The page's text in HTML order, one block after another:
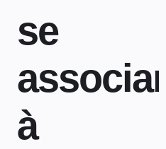
se
associar
à